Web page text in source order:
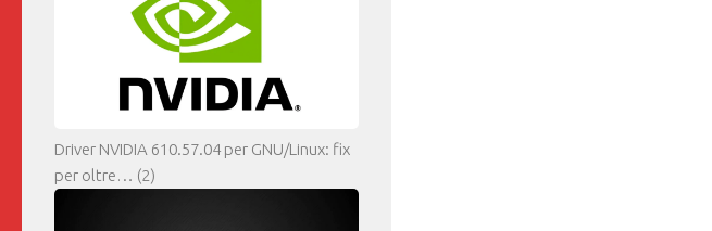
Driver NVIDIA 610.57.04 per GNU/Linux: fix
per oltre… (2)